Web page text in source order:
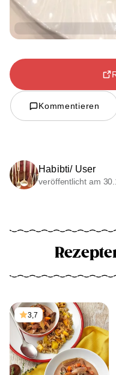
Kommentieren
Habibti/ User
veröffentlicht am
3,7